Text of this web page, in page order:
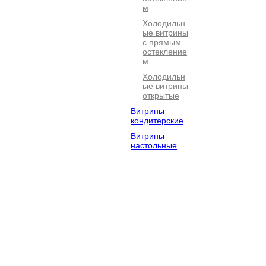
м
Холодильн
ые витрины
с прямым
остекление
м
Холодильн
ые витрины
открытые
Витрины
кондитерские
Витрины
настольные